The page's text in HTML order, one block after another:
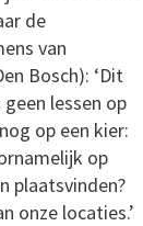
de
van
Bosch): ‘Dit
lessen op
op een kier:
op
plaatsvinden?
onze locaties.’